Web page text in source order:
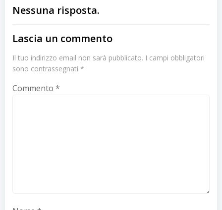
Nessuna risposta.
Lascia un commento
Il tuo indirizzo email non sarà pubblicato. I campi obbligatori
sono contrassegnati *
Commento *